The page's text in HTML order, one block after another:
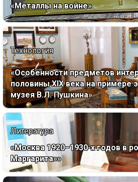
«Металлы на войне»
Технология
«Особенности предметов
половины XIX века на примере
музея В.Л. Пушкина»
Литература
«Москва 1920–1930-х годов в
Маргарита»»